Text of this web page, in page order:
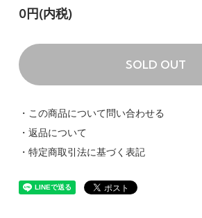
0円(内税)
SOLD OUT
・この商品について問い合わせる
・返品について
・特定商取引法に基づく表記